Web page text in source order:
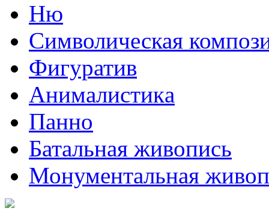
Ню
Символическая
Фигуратив
Анималистикa
Панно
Батальная живопись
Монументальная